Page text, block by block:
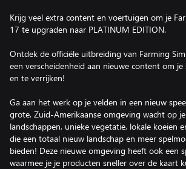
Krijg veel extra content en voertuigen om je
17 te upgraden naar PLATINUM EDITION.
Ontdek de officiële uitbreiding van Farming
een verscheidenheid aan nieuwe content om
en te verrijken!
Ga aan het werk op je velden in een nieuw
grote, Zuid-Amerikaanse omgeving wacht op
landschappen, unieke vegetatie, lokale koeien
die een totaal nieuw landschap en meer
bieden! Deze nieuwe omgeving heeft ook een
waarmee je je producten sneller over de kaart